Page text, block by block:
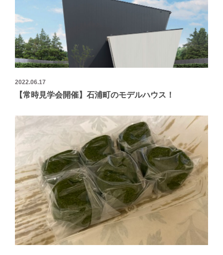
2022.06.17
【常時見学会開催】石浦町のモデルハウス！